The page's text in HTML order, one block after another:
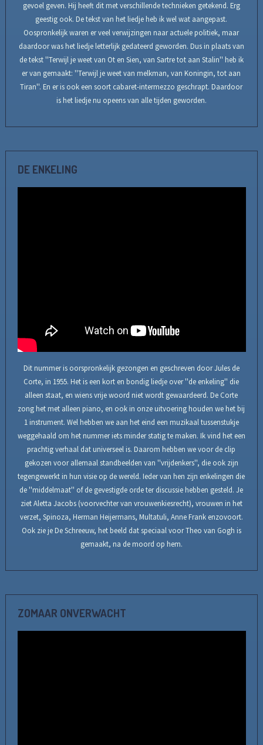
gevoel geven. Hij heeft dit met verschillende technieken getekend. Erg
geestig ook. De tekst van het liedje heb ik wel wat aangepast.
Oospronkelijk waren er veel verwijzingen naar actuele politiek, maar
daardoor was het liedje letterlijk gedateerd geworden. Dus in plaats van
de tekst ''Terwijl je weet van Ot en Sien, van Sartre tot aan Stalin'' heb ik
er van gemaakt: ''Terwijl je weet van melkman, van Koningin, tot aan
Tiran''. En er is ook een soort cabaret-intermezzo geschrapt. Daardoor
is het liedje nu opeens van alle tijden geworden.
DE ENKELING
Dit nummer is oorspronkelijk gezongen en geschreven door Jules de
Corte, in 1955. Het is een kort en bondig liedje over ''de enkeling'' die
alleen staat, en wiens vrije woord niet wordt gewaardeerd. De Corte
zong het met alleen piano, en ook in onze uitvoering houden we het bij
1 instrument. Wel hebben we aan het eind een muzikaal tussenstukje
weggehaald om het nummer iets minder statig te maken. Ik vind het een
prachtig verhaal dat universeel is. Daarom hebben we voor de clip
gekozen voor allemaal standbeelden van ''vrijdenkers'', die ook zijn
tegengewerkt in hun visie op de wereld. Ieder van hen zijn enkelingen die
de ''middelmaat'' of de gevestigde orde ter discussie hebben gesteld. Je
ziet Aletta Jacobs (voorvechter van vrouwenkiesrecht), vrouwen in het
verzet, Spinoza, Herman Heijermans, Multatuli, Anne Frank enzovoort.
Ook zie je De Schreeuw, het beeld dat speciaal voor Theo van Gogh is
gemaakt, na de moord op hem.
ZOMAAR ONVERWACHT